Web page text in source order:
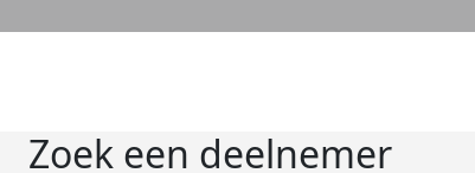
Zoek een deelnemer